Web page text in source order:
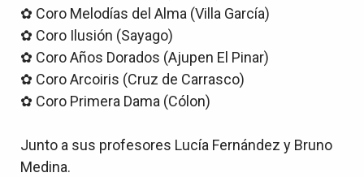
✿ Coro Melodías del Alma (Villa García)
✿ Coro Ilusión (Sayago)
✿ Coro Años Dorados (Ajupen El Pinar)
✿ Coro Arcoiris (Cruz de Carrasco)
✿ Coro Primera Dama (Cólon)
Junto a sus profesores Lucía Fernández y Bruno
Medina.